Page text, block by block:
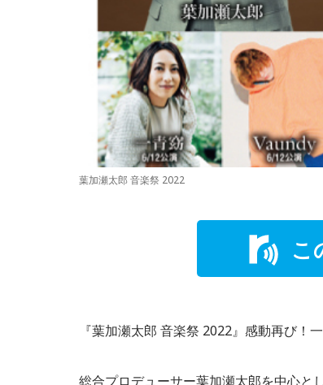
葉加瀬太郎 音楽祭 2022
こ
『葉加瀬太郎 音楽祭 2022』感動再び！
総合プロデューサー葉加瀬太郎を中心と